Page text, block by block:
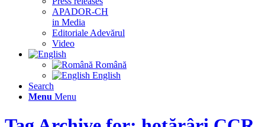
APADOR-CH
in Media
Editoriale Adevărul
Video
Română
English
Search
Menu Menu